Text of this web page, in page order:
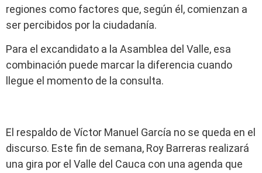
regiones como factores que, según él, comienzan a
ser percibidos por la ciudadanía.
Para el excandidato a la Asamblea del Valle, esa
combinación puede marcar la diferencia cuando
llegue el momento de la consulta.
El respaldo de Víctor Manuel García no se queda en el
discurso. Este fin de semana, Roy Barreras realizará
una gira por el Valle del Cauca con una agenda que